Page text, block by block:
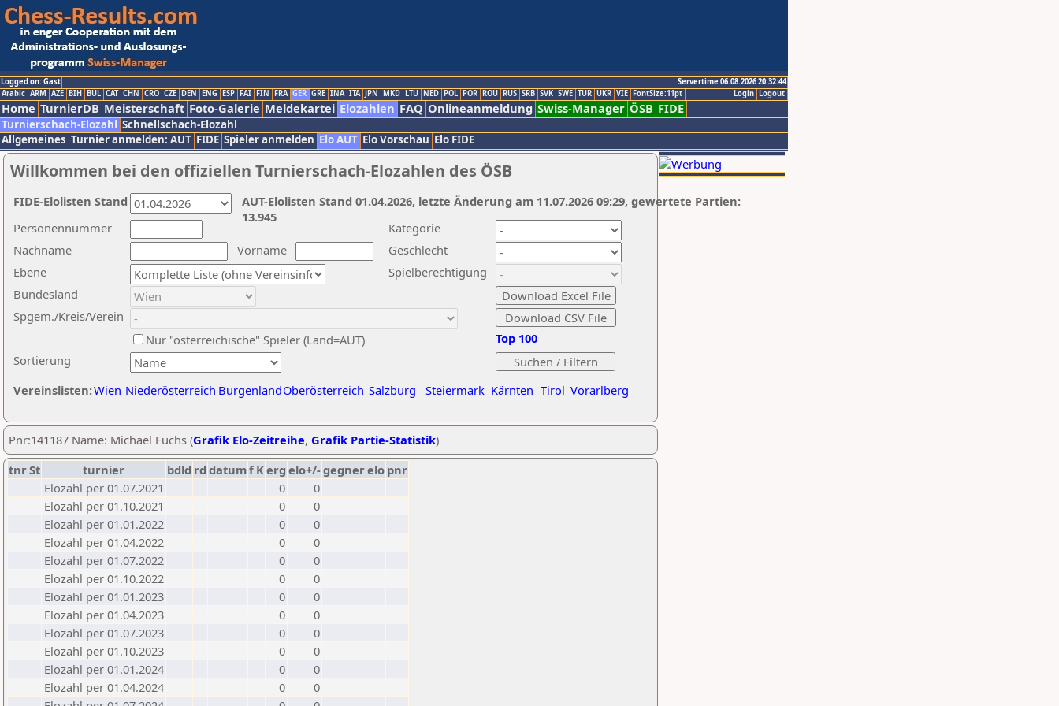
Logged on: Gast
Servertime 06.08.2026 20:32:44
Logout
Login
Arabic ARM AZE BIH BUL CAT CHN CRO CZE DEN ENG ESP FAI FIN FRA GER GRE INA ITA JPN MKD LTU NED POL POR ROU RUS SRB SVK SWE TUR UKR VIE FontSize:11pt
Home TurnierDB Meisterschaft Foto-Galerie Meldekartei Elozahlen FAQ Onlineanmeldung Swiss-Manager ÖSB FIDE
Turnierschach-Elozahl Schnellschach-Elozahl
Allgemeines Turnier anmelden: AUT FIDE Spieler anmelden Elo AUT Elo Vorschau Elo FIDE
Willkommen bei den offiziellen Turnierschach-Elozahlen des ÖSB
Nachname
Vorname
Ebene
Kategorie
Sortierung
Personennummer
Bundesland
Spgem./Kreis/Verein
Geschlecht
Nur "österreichische" Spieler (Land=AUT)
Spielberechtigung
Vereinslisten:Wien Niederösterreich BurgenlandOberösterreich Salzburg Steiermark Kärnten Tirol Vorarlberg
Top 100
AUT-Elolisten Stand 01.04.2026, letzte Änderung am 11.07.2026 09:29, gewertete Partien:
13.945
FIDE-Elolisten Stand
Pnr:141187 Name: Michael Fuchs (Grafik Elo-Zeitreihe, Grafik Partie-Statistik)
tnrSt turnier bdld rd datumf Kerg elo+/-gegnerelo pnr
Elozahl per 01.07.2021
0
0
Elozahl per 01.10.2021
0
0
Elozahl per 01.01.2022
0
0
Elozahl per 01.04.2022
0
0
Elozahl per 01.07.2022
0
0
Elozahl per 01.10.2022
0
0
Elozahl per 01.01.2023
0
0
Elozahl per 01.04.2023
0
0
Elozahl per 01.07.2023
0
0
Elozahl per 01.10.2023
0
0
Elozahl per 01.01.2024
0
0
Elozahl per 01.04.2024
0
0